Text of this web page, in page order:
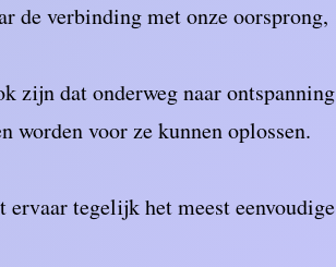
de verbinding met onze oorsprong,
zijn dat onderweg naar ontspanning
worden voor ze kunnen oplossen.
tegelijk het meest eenvoudige